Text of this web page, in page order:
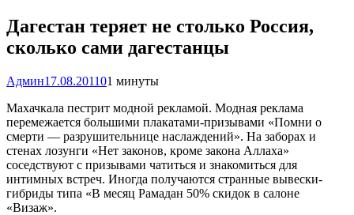
Дагестан теряет не столько Россия,
сколько сами дагестанцы
Админ17.08.201101 минуты
Махачкала пестрит модной рекламой. Модная реклама
перемежается большими плакатами-призывами «Помни о
смерти — разрушительнице наслаждений». На заборах и
стенах лозунги «Нет законов, кроме закона Аллаха»
соседствуют с призывами чатиться и знакомиться для
интимных встреч. Иногда получаются странные вывески-
гибриды типа «В месяц Рамадан 50% скидок в салоне
«Визаж».